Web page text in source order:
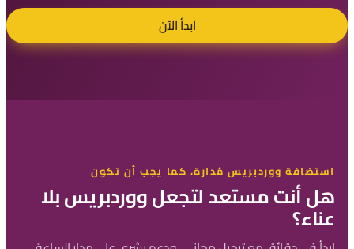
ابدأ الآن
استضافة ووردبريس مُدارة، كما يجب أن تكون
هل أنت مستعد لتجعل ووردبريس بلا
عناء؟